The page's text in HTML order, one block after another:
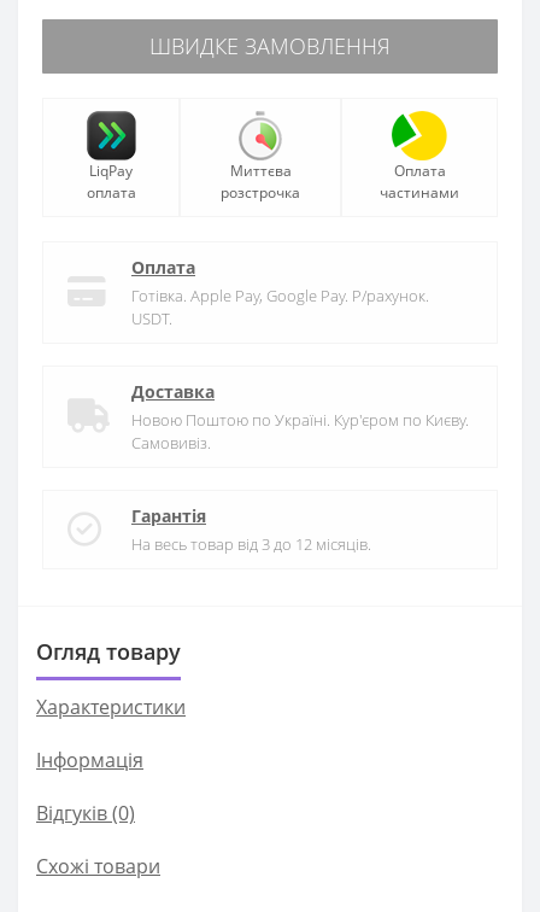
ШВИДКЕ ЗАМОВЛЕННЯ
LiqPay
оплата
Миттєва
розстрочка
Оплата
частинами
Оплата
Готівка. Apple Pay, Google Pay. Р/рахунок.
USDT.
Доставка
Новою Поштою по Україні. Кур'єром по Києву.
Самовивіз.
Гарантія
На весь товар від 3 до 12 місяців.
Огляд товару
Характеристики
Iнформація
Відгуків (0)
Схожі товари